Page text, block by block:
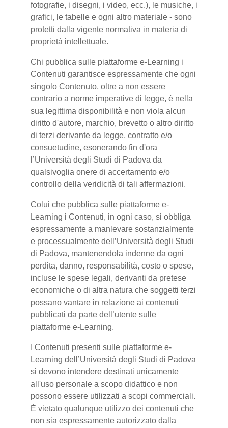
fotografie, i disegni, i video, ecc.), le musiche, i
grafici, le tabelle e ogni altro materiale - sono
protetti dalla vigente normativa in materia di
proprietà intellettuale.
Chi pubblica sulle piattaforme e-Learning i
Contenuti garantisce espressamente che ogni
singolo Contenuto, oltre a non essere
contrario a norme imperative di legge, è nella
sua legittima disponibilità e non viola alcun
diritto d'autore, marchio, brevetto o altro diritto
di terzi derivante da legge, contratto e/o
consuetudine, esonerando fin d'ora
l’Università degli Studi di Padova da
qualsivoglia onere di accertamento e/o
controllo della veridicità di tali affermazioni.
Colui che pubblica sulle piattaforme e-
Learning i Contenuti, in ogni caso, si obbliga
espressamente a manlevare sostanzialmente
e processualmente dell’Università degli Studi
di Padova, mantenendola indenne da ogni
perdita, danno, responsabilità, costo o spese,
incluse le spese legali, derivanti da pretese
economiche o di altra natura che soggetti terzi
possano vantare in relazione ai contenuti
pubblicati da parte dell’utente sulle
piattaforme e-Learning.
I Contenuti presenti sulle piattaforme e-
Learning dell’Università degli Studi di Padova
si devono intendere destinati unicamente
all'uso personale a scopo didattico e non
possono essere utilizzati a scopi commerciali.
È vietato qualunque utilizzo dei contenuti che
non sia espressamente autorizzato dalla